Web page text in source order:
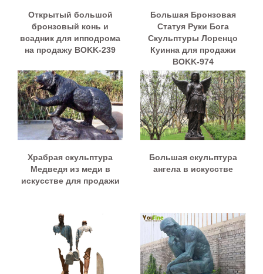
Открытый большой
бронзовый конь и
всадник для ипподрома
на продажу BOKK-239
Большая Бронзовая
Статуя Руки Бога
Скульптуры Лоренцо
Куинна для продажи
BOKK-974
Храбрая скульптура
Медведя из меди в
искусстве для продажи
Большая скульптура
ангела в искусстве